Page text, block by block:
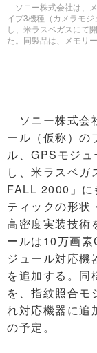
ソニー株式会社は、
イプ3機種（カメラモ
し、米ラスベガスにて
た。同製品は、メモリ
ソニー株式会
ール（仮称）の
ル、GPSモジ
し、米ラスベ
FALL 2000」に
ティックの形状
高密度実装技術
ールは10万画
ジュール対応機
を追加する。
を、指紋照合モ
れ対応機器に追
の予定。